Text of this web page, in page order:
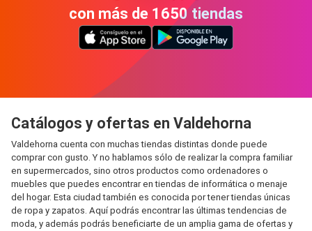
con más de 1650 tiendas
Catálogos y ofertas en Valdehorna
Valdehorna cuenta con muchas tiendas distintas donde puede
comprar con gusto. Y no hablamos sólo de realizar la compra familiar
en supermercados, sino otros productos como ordenadores o
muebles que puedes encontrar en tiendas de informática o menaje
del hogar. Esta ciudad también es conocida por tener tiendas únicas
de ropa y zapatos. Aquí podrás encontrar las últimas tendencias de
moda, y además podrás beneficiarte de un amplia gama de ofertas y